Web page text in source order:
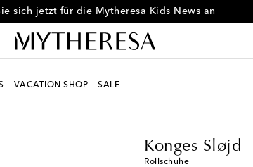
sich jetzt für die Mytheresa Kids News an
VACATION SHOP SALE
Konges Sløjd
Rollschuhe